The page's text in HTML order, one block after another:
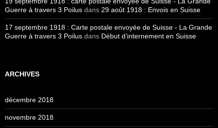
Guerre à travers 3 Poilus dans 29 août 1918 : Envois en Suisse
17 septembre 1918 : Carte postale envoyée de Suisse - La Grande
Guerre à travers 3 Poilus dans Début d’internement en Suisse
ARCHIVES
décembre 2018
novembre 2018